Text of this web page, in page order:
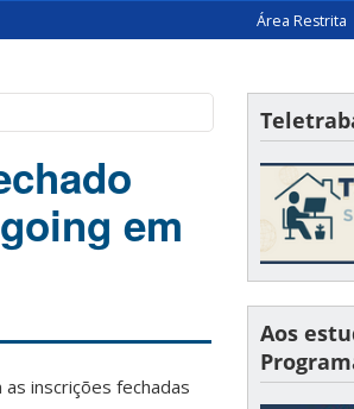
Área Restrita
em
inscrições fechadas
Aos